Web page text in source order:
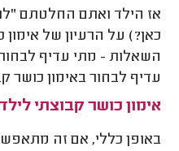
אז הילד ואתם החלטתם
כאן?) על הרעיון של
השאלות - מתי עדיף לבחור
עדיף לבחור באימון כושר
אימון כושר קבוצתי
באופן כללי, אם זה